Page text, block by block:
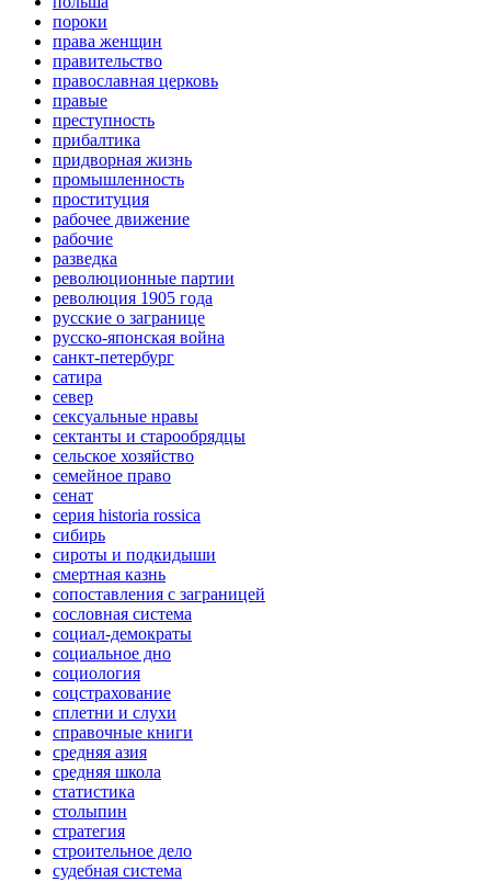
пороки
права женщин
правительство
православная церковь
правые
преступность
прибалтика
придворная жизнь
промышленность
проституция
рабочее движение
рабочие
разведка
революционные партии
революция 1905 года
русские о загранице
русско-японская война
санкт-петербург
сатира
север
сексуальные нравы
сектанты и старообрядцы
сельское хозяйство
семейное право
сенат
серия historia rossica
сибирь
сироты и подкидыши
смертная казнь
сопоставления с заграницей
сословная система
социал-демократы
социальное дно
социология
соцстрахование
сплетни и слухи
справочные книги
средняя азия
средняя школа
статистика
столыпин
стратегия
строительное дело
судебная система